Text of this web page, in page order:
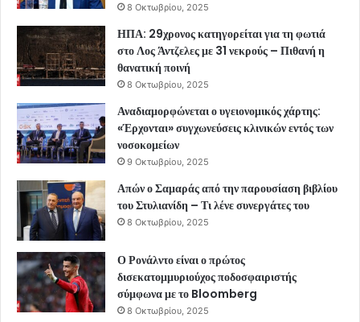
8 Οκτωβρίου, 2025
ΗΠΑ: 29χρονος κατηγορείται για τη φωτιά
στο Λος Άντζελες με 31 νεκρούς – Πιθανή η
θανατική ποινή
8 Οκτωβρίου, 2025
Αναδιαμορφώνεται ο υγειονομικός χάρτης:
«Έρχονται» συγχωνεύσεις κλινικών εντός των
νοσοκομείων
9 Οκτωβρίου, 2025
Απών ο Σαμαράς από την παρουσίαση βιβλίου
του Στυλιανίδη – Τι λένε συνεργάτες του
8 Οκτωβρίου, 2025
Ο Ρονάλντο είναι ο πρώτος
δισεκατομμυριούχος ποδοσφαιριστής
σύμφωνα με το Bloomberg
8 Οκτωβρίου, 2025